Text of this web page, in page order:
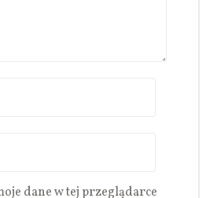
dane w tej przeglądarce